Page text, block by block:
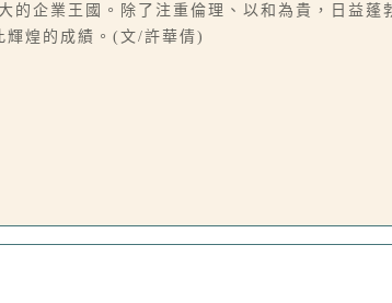
的企業王國。除了注重倫理、以和為貴，日益
輝煌的成績。(文/許華倩)